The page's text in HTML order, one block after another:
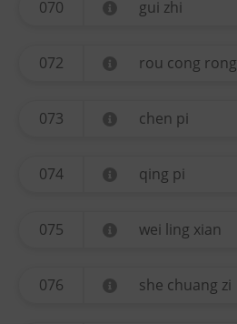
070 gui zhi
072 rou cong rong
073 chen pi
074 qing pi
075 wei ling xian
076 she chuang zi